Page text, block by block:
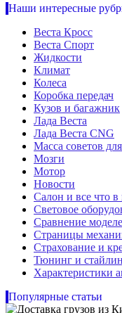
Наши интересные
Веста Кросс
Веста Спорт
Жидкости
Климат
Колеса
Коробка передач
Кузов и багажник
Лада Веста
Лада Веста CNG
Масса советов
Мозги
Мотор
Новости
Салон и все что в
Световое
Сравнение
Страницы
Страхование и
Тюнинг и
Характеристики
Популярные статьи